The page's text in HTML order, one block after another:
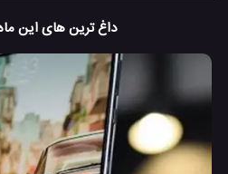
داغ ترین های این